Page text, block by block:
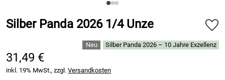
Silber Panda 2026 1/4 Unze
Silber Panda 2026 – 10 Jahre Exzellenz
31,49 €
inkl. 19% MwSt., zzgl. Versandkosten